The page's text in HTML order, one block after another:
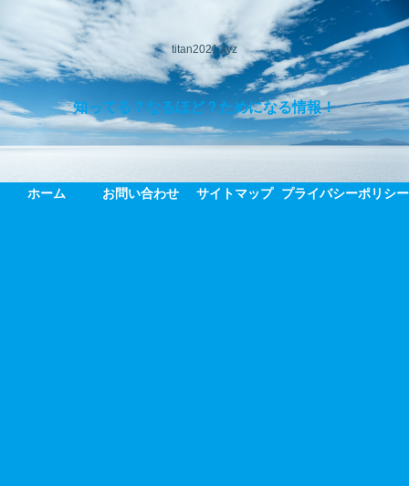
titan2021.xyz
知ってる？なるほど？ためになる情報！
ホーム お問い合わせ サイトマップ プライバシーポリシー